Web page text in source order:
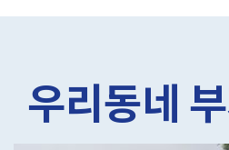
우리동네